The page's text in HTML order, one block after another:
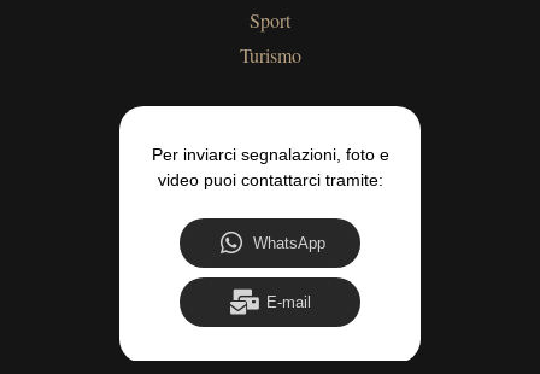
Sport
Turismo
Per inviarci segnalazioni, foto e
video puoi contattarci tramite:
WhatsApp
E-mail